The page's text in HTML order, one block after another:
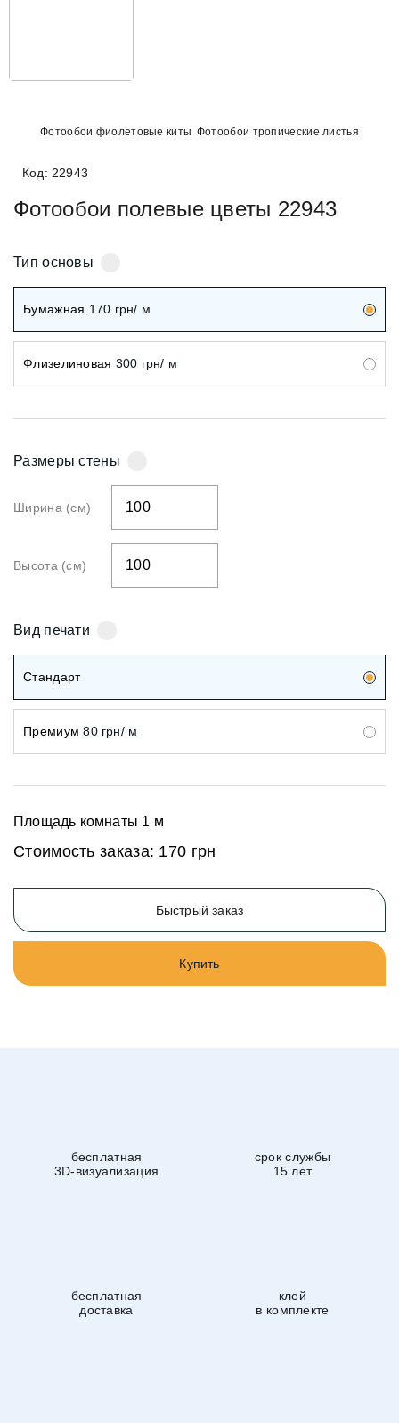
Фотообои фиолетовые киты Фотообои тропические листья
Код: 22943
Фотообои полевые цветы 22943
Тип основы
Бумажная 170 грн/ м
Флизелиновая 300 грн/ м
Размеры стены
Ширина (см)
Высота (см)
Вид печати
Стандарт
Премиум 80 грн/ м
Площадь комнаты 1 м
Стоимость заказа: 170 грн
Быстрый заказ
Купить
бесплатная
3D-визуализация
срок службы
15 лет
бесплатная
доставка
клей
в комплекте